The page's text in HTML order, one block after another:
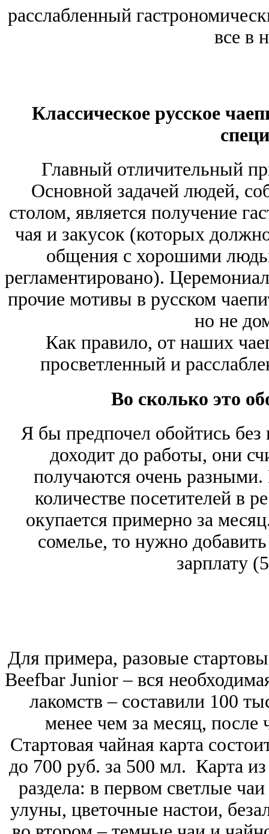
расслабленный
все в
Классическое русское
Главный отличительный
Основной задачей людей,
столом, является получение
чая и закусок (которых
общения с хорошими
регламентировано).
прочие мотивы в русском
но не
Как правило, от наших
просветленный и
Во сколько это
Я бы предпочел обойтись
доходит до работы, они
получаются очень
количестве посетителей в
окупается примерно за
сомелье, то нужно
зарплату
Для примера, разовые
Beefbar Junior ‒ вся
лакомств ‒ составили 100
менее чем за месяц, после
Стартовая чайная карта
до 700 руб. за 500 мл. Карта
раздела: в первом светлые
улуны, цветочные настои,